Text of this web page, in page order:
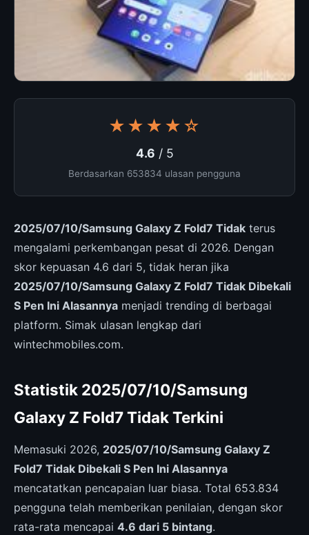
★★★★☆
4.6 / 5
Berdasarkan 653834 ulasan pengguna
2025/07/10/Samsung Galaxy Z Fold7 Tidak terus
mengalami perkembangan pesat di 2026. Dengan
skor kepuasan 4.6 dari 5, tidak heran jika
2025/07/10/Samsung Galaxy Z Fold7 Tidak Dibekali
S Pen Ini Alasannya menjadi trending di berbagai
platform. Simak ulasan lengkap dari
wintechmobiles.com.
Statistik 2025/07/10/Samsung
Galaxy Z Fold7 Tidak Terkini
Memasuki 2026, 2025/07/10/Samsung Galaxy Z
Fold7 Tidak Dibekali S Pen Ini Alasannya
mencatatkan pencapaian luar biasa. Total 653.834
pengguna telah memberikan penilaian, dengan skor
rata-rata mencapai 4.6 dari 5 bintang.